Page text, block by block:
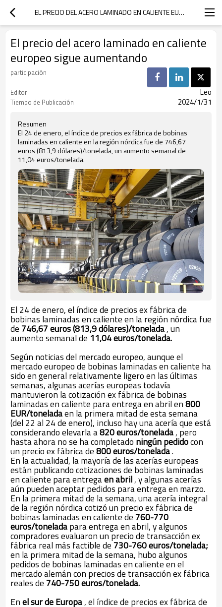
EL PRECIO DEL ACERO LAMINADO EN CALIENTE EUROPEO SIGUE AUMENTANDO
El precio del acero laminado en caliente
europeo sigue aumentando
participación
Editor
Leo
Tiempo de Publicación 2024/1/31
Resumen
El 24 de enero, el índice de precios ex fábrica de bobinas
laminadas en caliente en la región nórdica fue de 746,67
euros (813,9 dólares)/tonelada, un aumento semanal de
11,04 euros/tonelada.
El 24 de enero, el índice de precios ex fábrica de
bobinas laminadas en caliente en la región nórdica fue
de 746,67 euros (813,9 dólares)/tonelada, un
aumento semanal de 11,04 euros/tonelada.
Según noticias del mercado europeo, aunque el
mercado europeo de bobinas laminadas en caliente ha
sido en general relativamente ligero en las últimas
semanas, algunas acerías europeas todavía
mantuvieron la cotización ex fábrica de bobinas
laminadas en caliente para entrega en abril en800
EUR/toneladaen la primera mitad de esta semana
(del 22 al 24 de enero), incluso hay una acería que está
considerando elevarla a820 euros/tonelada, pero
hasta ahora no se ha completado ningún pedidocon
un precio ex fábrica de800 euros/tonelada.
En la actualidad, la mayoría de las acerías europeas
están publicando cotizaciones de bobinas laminadas
en caliente para entregaen abril, y algunas acerías
aún pueden aceptar pedidos para entrega en marzo.
En la primera mitad de la semana, una acería integral
de la región nórdica cotizó un precio ex fábrica de
bobinas laminadas en caliente de 760-770
euros/toneladapara entrega en abril, y algunos
compradores evaluaron un precio de transacción ex
fábrica real más factible de730-760 euros/tonelada;
en la primera mitad de la semana, hubo algunos
pedidos de bobinas laminadas en caliente en el
mercado alemán con precios de transacción ex fábrica
reales de 740-750 euros/tonelada.
Enel sur de Europa, el índice de precios ex fábrica de